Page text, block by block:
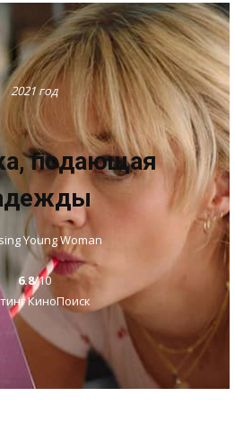
2021 год
подающая
Young Woman
6.8/10
КиноПоиск